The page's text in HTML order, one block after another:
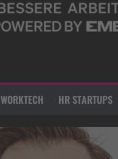
WORKTECH HR STARTUPS